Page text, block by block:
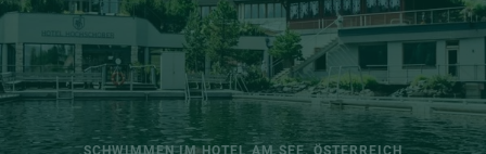
SCHWIMMEN IM HOTEL AM SEE, ÖSTERREICH